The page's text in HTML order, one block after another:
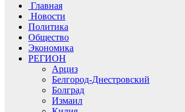
Главная
Новости
Политика
Общество
Экономика
РЕГИОН
Арциз
Белгород-Днестровский
Болград
Измаил